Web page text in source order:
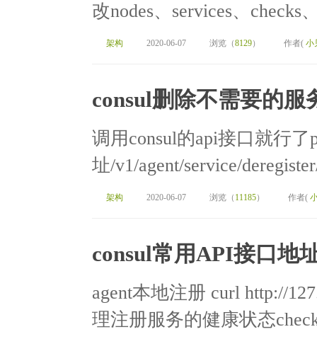
改nodes、services、checks
架构 2020-06-07 浏览（8129） 作者( 小
consul删除不需要的服
调用consul的api接口就行
址/v1/agent/service/
架构 2020-06-07 浏览（ 11185） 作者(
consul常用API接口地
agent本地注册 curl http://
理注册服务的健康状态